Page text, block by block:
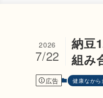
納豆
組み
2026
7/22
広告 健康なから